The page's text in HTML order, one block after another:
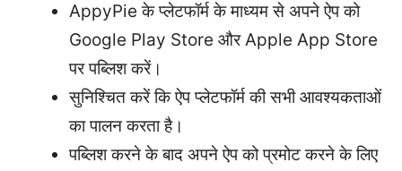
AppyPie के प्लेटफॉर्म के माध्यम से अपने ऐप को
Google Play Store और Apple App Store
पर पब्लिश करें।
सुनिश्चित करें कि ऐप प्लेटफॉर्म की सभी आवश्यकताओं
का पालन करता है।
पब्लिश करने के बाद अपने ऐप को प्रमोट करने के लिए